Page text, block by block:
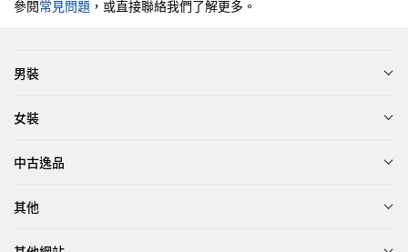
參閱常見問題 ，或直接聯絡我們了解更多。
男裝
女裝
中古逸品
其他